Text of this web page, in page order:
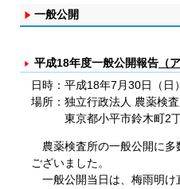
一般公開
平成18年度一般公開報告 （
日時：平成18年7月30日（日
場所：独立行政法人 農薬検
東京都小平市鈴木町2丁
農薬検査所の一般公開に多
ございました。
一般公開当日は、梅雨明け